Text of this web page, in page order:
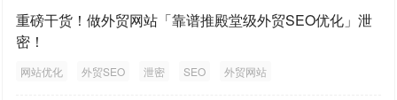
重磅干货！做外贸网站「靠谱推殿堂级外贸SEO优化」泄
密！
网站优化 外贸SEO 泄密 SEO 外贸网站